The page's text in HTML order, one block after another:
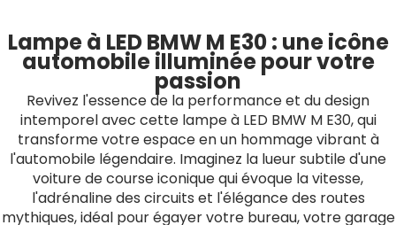
Lampe à LED BMW M E30 : une icône
automobile illuminée pour votre
passion
Revivez l'essence de la performance et du design
intemporel avec cette lampe à LED BMW M E30, qui
transforme votre espace en un hommage vibrant à
l'automobile légendaire. Imaginez la lueur subtile d'une
voiture de course iconique qui évoque la vitesse,
l'adrénaline des circuits et l'élégance des routes
mythiques, idéal pour égayer votre bureau, votre garage